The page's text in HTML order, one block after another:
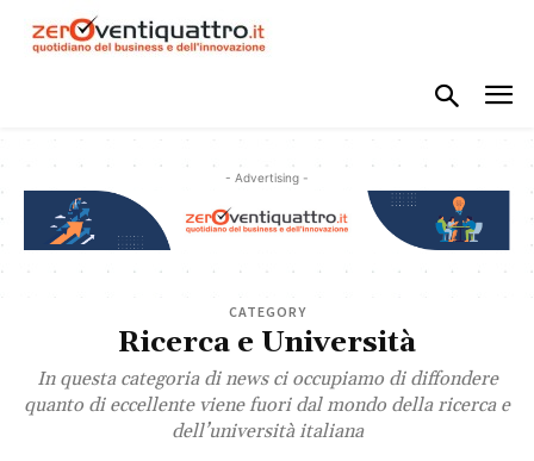
- Advertising -
CATEGORY
Ricerca e Università
In questa categoria di news ci occupiamo di diffondere
quanto di eccellente viene fuori dal mondo della ricerca e
dell’università italiana